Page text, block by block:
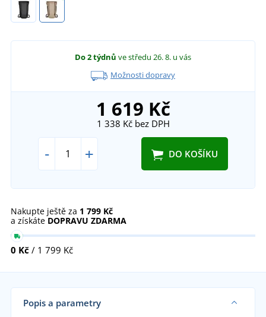
Do 2 týdnů ve středu 26. 8. u vás
Možnosti dopravy
1 619 Kč
1 338 Kčbez DPH
- + DO KOŠÍKU
Nakupte ještě za 1 799 Kč
a získáte DOPRAVU ZDARMA
0 Kč / 1 799 Kč
Popis a parametry